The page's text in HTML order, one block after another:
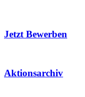
Jetzt Bewerben
Aktionsarchiv